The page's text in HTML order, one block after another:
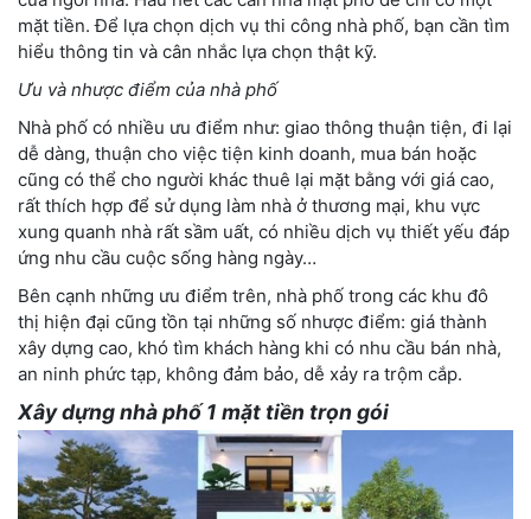
mặt tiền. Để lựa chọn dịch vụ thi công nhà phố, bạn cần tìm
hiểu thông tin và cân nhắc lựa chọn thật kỹ.
Ưu và nhược điểm của nhà phố
Nhà phố có nhiều ưu điểm như: giao thông thuận tiện, đi lại
dễ dàng, thuận cho việc tiện kinh doanh, mua bán hoặc
cũng có thể cho người khác thuê lại mặt bằng với giá cao,
rất thích hợp để sử dụng làm nhà ở thương mại, khu vực
xung quanh nhà rất sầm uất, có nhiều dịch vụ thiết yếu đáp
ứng nhu cầu cuộc sống hàng ngày…
Bên cạnh những ưu điểm trên, nhà phố trong các khu đô
thị hiện đại cũng tồn tại những số nhược điểm: giá thành
xây dựng cao, khó tìm khách hàng khi có nhu cầu bán nhà,
an ninh phức tạp, không đảm bảo, dễ xảy ra trộm cắp.
Xây dựng nhà phố 1 mặt tiền trọn gói